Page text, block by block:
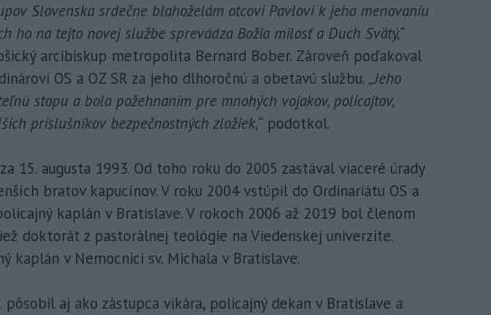
Slovenska srdečne blahoželám otcovi Pavlovi k jeho menovaniu
ho na tejto novej službe sprevádza Božia milosť a Duch Svätý,“
arcibiskup metropolita Bernard Bober. Zároveň poďakoval
OS a OZ SR za jeho dlhoročnú a obetavú službu. „Jeho
stopu a bola požehnaním pre mnohých vojakov, policajtov,
príslušníkov bezpečnostných zložiek,“ podotkol.
15. augusta 1993. Od toho roku do 2005 zastával viaceré úrady
bratov kapucínov. V roku 2004 vstúpil do Ordinariátu OS a
kaplán v Bratislave. V rokoch 2006 až 2019 bol členom
doktorát z pastorálnej teológie na Viedenskej univerzite.
kaplán v Nemocnici sv. Michala v Bratislave.
pôsobil aj ako zástupca vikára, policajný dekan v Bratislave a